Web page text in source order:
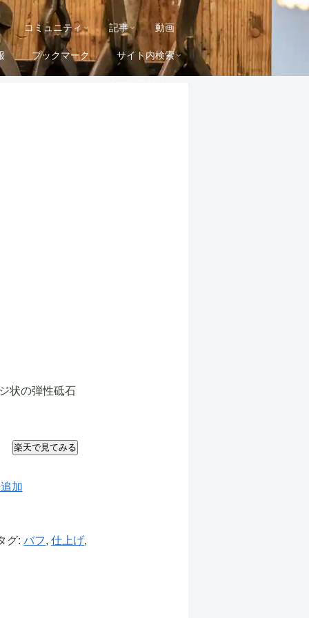
コミュニティ 記事 動画
ブックマーク サイト内検索
状の弾性砥石
楽天で見てみる
加
グ:バフ,仕上げ,